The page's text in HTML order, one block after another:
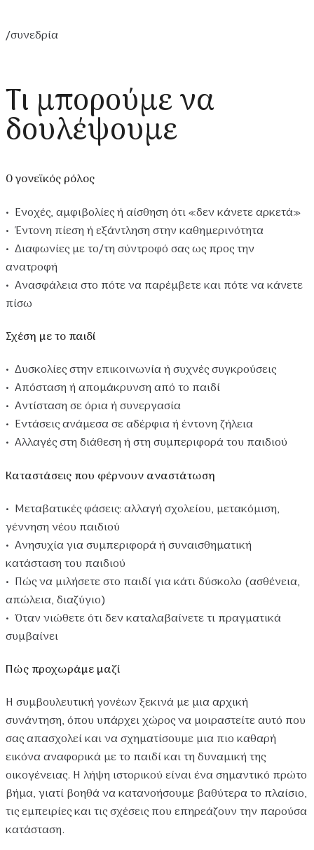
/συνεδρία
Τι μπορούμε να
δουλέψουμε
Ο γονεϊκός ρόλος
• Ενοχές, αμφιβολίες ή αίσθηση ότι «δεν κάνετε αρκετά»
• Έντονη πίεση ή εξάντληση στην καθημερινότητα
• Διαφωνίες με το/τη σύντροφό σας ως προς την
ανατροφή
• Ανασφάλεια στο πότε να παρέμβετε και πότε να κάνετε
πίσω
Σχέση με το παιδί
• Δυσκολίες στην επικοινωνία ή συχνές συγκρούσεις
• Απόσταση ή απομάκρυνση από το παιδί
• Αντίσταση σε όρια ή συνεργασία
• Εντάσεις ανάμεσα σε αδέρφια ή έντονη ζήλεια
• Αλλαγές στη διάθεση ή στη συμπεριφορά του παιδιού
Καταστάσεις που φέρνουν αναστάτωση
• Μεταβατικές φάσεις: αλλαγή σχολείου, μετακόμιση,
γέννηση νέου παιδιού
• Ανησυχία για συμπεριφορά ή συναισθηματική
κατάσταση του παιδιού
• Πώς να μιλήσετε στο παιδί για κάτι δύσκολο (ασθένεια,
απώλεια, διαζύγιο)
• Όταν νιώθετε ότι δεν καταλαβαίνετε τι πραγματικά
συμβαίνει
Πώς προχωράμε μαζί
Η συμβουλευτική γονέων ξεκινά με μια αρχική
συνάντηση, όπου υπάρχει χώρος να μοιραστείτε αυτό που
σας απασχολεί και να σχηματίσουμε μια πιο καθαρή
εικόνα αναφορικά με το παιδί και τη δυναμική της
οικογένειας. Η λήψη ιστορικού είναι ένα σημαντικό πρώτο
βήμα, γιατί βοηθά να κατανοήσουμε βαθύτερα το πλαίσιο,
τις εμπειρίες και τις σχέσεις που επηρεάζουν την παρούσα
κατάσταση.